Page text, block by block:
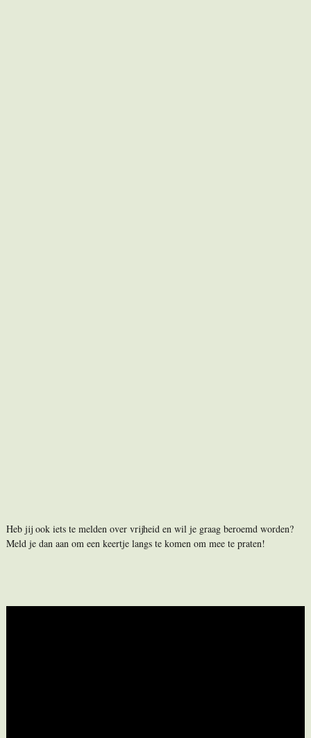
Heb jij ook iets te melden over vrijheid en wil je graag beroemd worden?
Meld je dan aan om een keertje langs te komen om mee te praten!